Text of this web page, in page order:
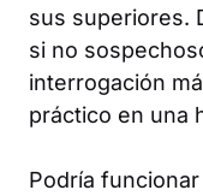
sus superiores.
si no
interrogación
práctico en una
Podría